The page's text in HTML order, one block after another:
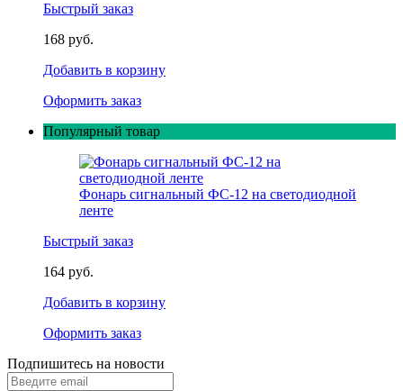
Быстрый заказ
168 руб.
Добавить в корзину
Оформить заказ
Популярный товар
Фонарь сигнальный ФС-12 на светодиодной
ленте
Быстрый заказ
164 руб.
Добавить в корзину
Оформить заказ
Подпишитесь на новости